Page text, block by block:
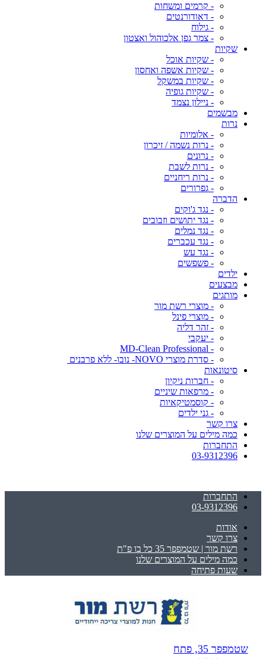
- קרמים ומשחות
- דאודורנטים
- גילוח
- צמר גפן אלכוהול ואצטון
שקיות
- שקיות אוכל
- שקיות אשפה ואחסון
- שקיות במשקל
- שקיות גופיה
- ניילון נצמד
מבשמים
נרות
- אלומיות
- נרות נשמה / זיכרון
- נרונים
- נרות לשבת
- נרות ריחניים
- גפרורים
הדברה
- נגד ג'וקים
- נגד יתושים וזבובים
- נגד נמלים
- נגד עכברים
- נגד עש
- פשפשים
ילדים
מבצעים
מותגים
- מוצרי רשת מור
- מוצרי פינל
- זהר דליה
- יעקבי
- MD-Clean Professional
- סדרת מוצרי NOVO- נובו- ללא פרבנים
סיטונאות
- חברות ניקיון
- מרפאות שיניים
- קוסמטיקאיות
- גני ילדים
צרו קשר
כמה מילים על המוצרים שלנו
התחברות
03-9312396
התחברות
03-9312396
אודות
צרו קשר
רשת מור | שטמפפר 35 כל בו פ"ת
כמה מילים על המוצרים שלנו
שעות פתיחה
שטמפפר 35, פתח